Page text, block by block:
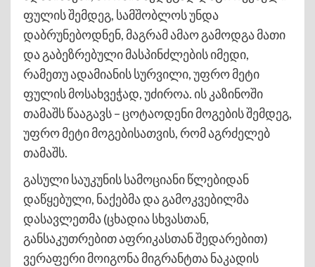
ფულის შემდეგ, სამშობლოს უნდა
დაბრუნებოდნენ, მაგრამ ამაო გამოდგა მათი
და გაბეზრებული მასპინძლების იმედი,
რამეთუ ადამიანის სურვილი, უფრო მეტი
ფულის მოსახვეჭად, უძიროა. ის კაზინოში
თამაშს წააგავს – ცოტაოდენი მოგების შემდეგ,
უფრო მეტი მოგებისათვის, რომ აგრძელებ
თამაშს.
გასული საუკუნის სამოციანი წლებიდან
დაწყებული, ნაქებმა და გამოკვებილმა
დასავლეთმა (ცხადია სხვასთან,
განსაკუთრებით აფრიკასთან შედარებით)
ვერაფერი მოიგონა მიგრანტთა ნაკადის